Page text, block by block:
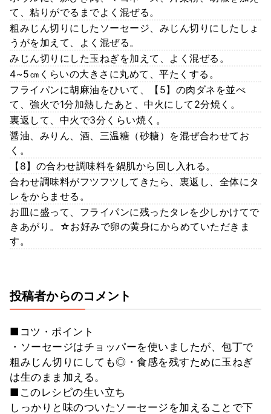
て、粘りがでるまでよく混ぜる。
粗みじん切りにしたソーセージ、みじん切りにしたしょ
うがを加えて、よく混ぜる。
みじん切りにした玉ねぎを加えて、よく混ぜる。
4~5㎝くらいの大きさに丸めて、平たくする。
フライパンに胡麻油をひいて、【5】の肉ダネを並べ
て、強火で1分加熱したあと、中火にして2分焼く。
裏返して、中火で3分くらい焼く。
醤油、みりん、酒、三温糖（砂糖）を混ぜ合わせてお
く。
【8】の合わせ調味料を鍋肌から回し入れる。
合わせ調味料がフツフツしてきたら、裏返し、全体にタ
レをからませる。
お皿に盛って、フライパンに残ったタレを少しかけてで
きあがり。☆お好みで卵の黄身にからめていただきま
す。
投稿者からのコメント
■コツ・ポイント
・ソーセージはチョッパーを使いましたが、包丁で
粗みじん切りにしても◎・食感を残すために玉ねぎ
は生のまま加える。
■このレシピの生い立ち
しっかりと味のついたソーセージを加えることで下